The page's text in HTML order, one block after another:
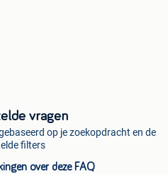
vragen
op je zoekopdracht en de
filters
over deze FAQ